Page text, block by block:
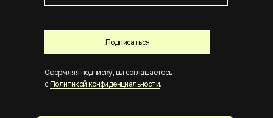
Подписаться
Оформляя подписку, вы соглашаетесь
с Политикой конфиденциальности.